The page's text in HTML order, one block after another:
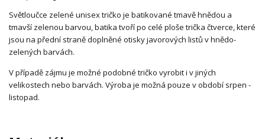
Světloučce zelené unisex tričko je batikované tmavě hnědou a
tmavší zelenou barvou, batika tvoří po celé ploše trička čtverce, které
jsou na přední straně doplněné otisky javorových listů v hnědo-
zelených barvách.
V případě zájmu je možné podobné tričko vyrobit i v jiných
velikostech nebo barvách. Výroba je možná pouze v období srpen -
listopad.